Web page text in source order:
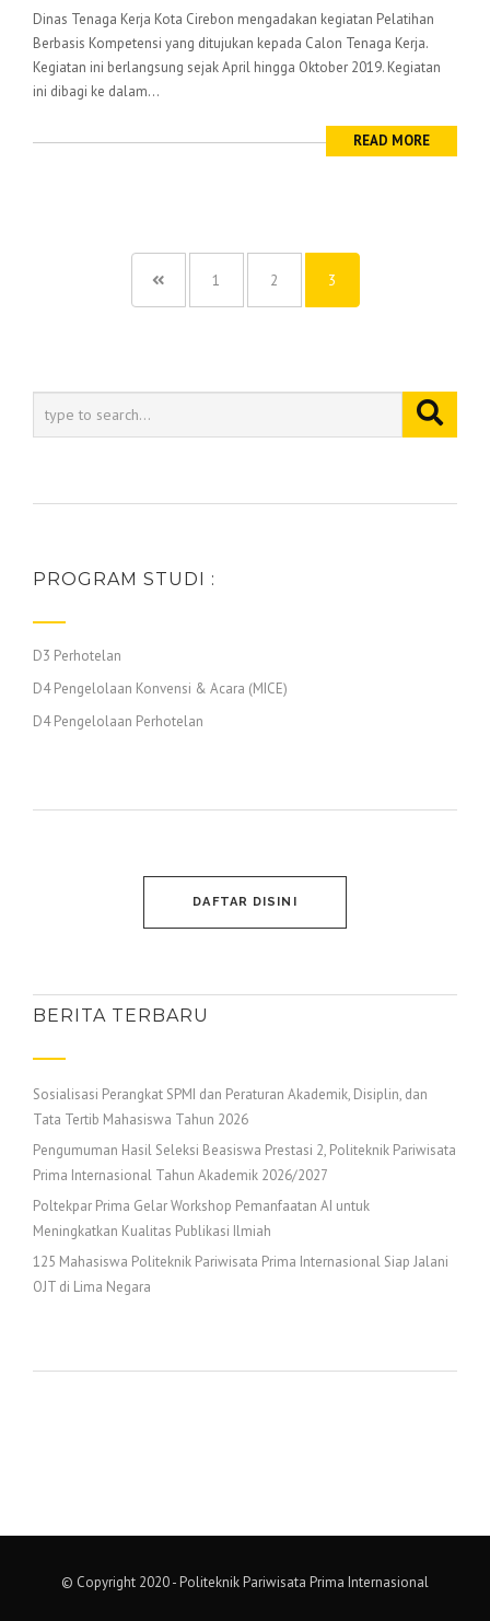
Dinas Tenaga Kerja Kota Cirebon mengadakan kegiatan Pelatihan
Berbasis Kompetensi yang ditujukan kepada Calon Tenaga Kerja.
Kegiatan ini berlangsung sejak April hingga Oktober 2019. Kegiatan
ini dibagi ke dalam...
READ MORE
1 2 3
PROGRAM STUDI :
D3 Perhotelan
D4 Pengelolaan Konvensi & Acara (MICE)
D4 Pengelolaan Perhotelan
DAFTAR DISINI
BERITA TERBARU
Sosialisasi Perangkat SPMI dan Peraturan Akademik, Disiplin, dan
Tata Tertib Mahasiswa Tahun 2026
Pengumuman Hasil Seleksi Beasiswa Prestasi 2, Politeknik Pariwisata
Prima Internasional Tahun Akademik 2026/2027
Poltekpar Prima Gelar Workshop Pemanfaatan AI untuk
Meningkatkan Kualitas Publikasi Ilmiah
125 Mahasiswa Politeknik Pariwisata Prima Internasional Siap Jalani
OJT di Lima Negara
© Copyright 2020 - Politeknik Pariwisata Prima Internasional